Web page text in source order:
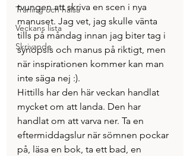
Träning och hälsa
Veckans lista
Skrivande
tvungen att skriva en scen i nya
manuset. Jag vet, jag skulle vänta
tills på måndag innan jag biter tag i
synopsis och manus på riktigt, men
när inspirationen kommer kan man
inte säga nej :).
Hittills har den här veckan handlat
mycket om att landa. Den har
handlat om att varva ner. Ta en
eftermiddagslur när sömnen pockar
på, läsa en bok, ta ett bad, en